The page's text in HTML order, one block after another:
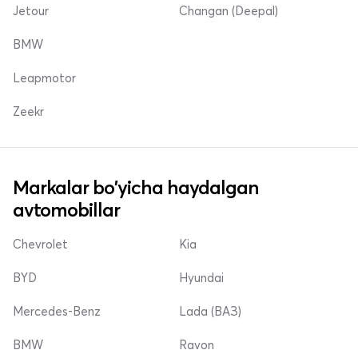
Jetour Changan (Deepal)
BMW
Leapmotor
Zeekr
Markalar bo'yicha haydalgan
avtomobillar
Chevrolet
BYD
Mercedes-Benz
Kia
Hyundai
Lada (ВАЗ)
BMW Ravon